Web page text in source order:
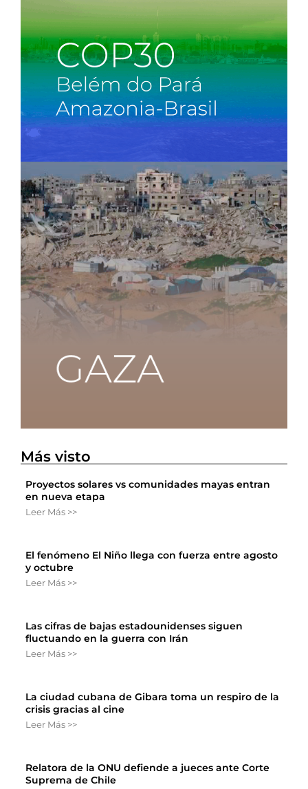
Más visto
Proyectos solares vs comunidades mayas entran
en nueva etapa
Leer Más >>
El fenómeno El Niño llega con fuerza entre agosto
y octubre
Leer Más >>
Las cifras de bajas estadounidenses siguen
fluctuando en la guerra con Irán
Leer Más >>
La ciudad cubana de Gibara toma un respiro de la
crisis gracias al cine
Leer Más >>
Relatora de la ONU defiende a jueces ante Corte
Suprema de Chile